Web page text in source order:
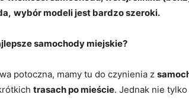
wybór modeli jest bardzo szeroki.
samochody miejskie?
potoczna, mamy tu do czynienia z
trasach po mieście. Jednak nie